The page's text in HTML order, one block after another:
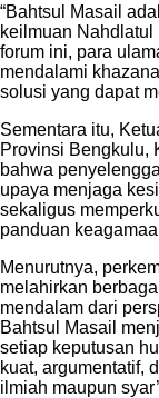
“Bahtsul Masail
keilmuan
forum ini, para
mendalami
solusi yang dapat
Sementara itu,
Provinsi Bengkulu,
bahwa
upaya menjaga
sekaligus
panduan
Menurutnya,
melahirkan
mendalam dari
Bahtsul Masail
setiap keputusan
kuat, argumentatif,
ilmiah maupun